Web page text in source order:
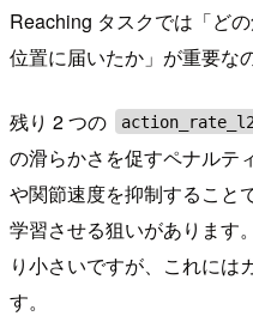
Reaching タスクでは「ど
位置に届いたか」が重要な
残り 2 つの action_rate_l2
の滑らかさを促すペナルテ
や関節速度を抑制すること
学習させる狙いがあります
り小さいですが、これには
す。